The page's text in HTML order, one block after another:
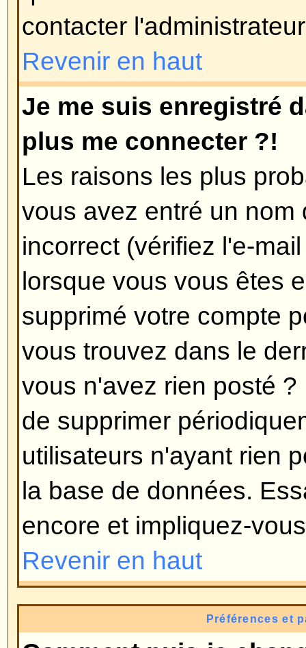
probable est le passage à
pas été conçu pour gérer le
d'hiver et l'heure d'été, donc
décalée d'une heure par rapport
Revenir en haut
Ma langue n'est pas dans la
Les raisons les plus probables
l'administrateur n'a pas installé
forum, ou que soit quelqu'un n'a
forum dans votre langue.
l'administrateur du forum s'il
langue dont vous avez besoin,
vous alors libre de créer une
d'informations peuvent être
groupe phpBB (allez voir le lien
Revenir en haut
Comment puis-je montrer
de mon nom d'utilisateur ?
Il peut y avoir deux images
lorsque vous lisez des
l'image associée avec votre
prennent la forme d'étoiles ou
combien de messages vous